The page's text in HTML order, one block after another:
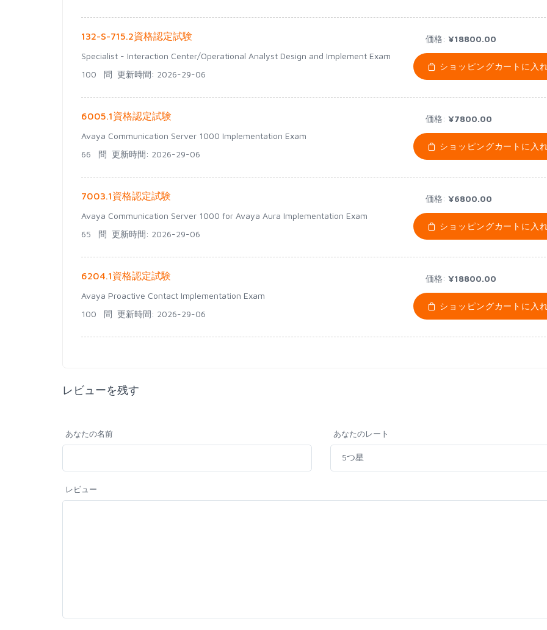
132-S-715.2資格認定試験
Specialist - Interaction Center/Operational Analyst Design and Implement Exam
100 問 更新時間: 2026-29-06
価格: ¥18800.00
ショッピングカートに入
6005.1資格認定試験
Avaya Communication Server 1000 Implementation Exam
66 問 更新時間: 2026-29-06
価格: ¥7800.00
ショッピングカートに入
7003.1資格認定試験
Avaya Communication Server 1000 for Avaya Aura Implementation Exam
65 問 更新時間: 2026-29-06
価格: ¥6800.00
ショッピングカートに入
6204.1資格認定試験
Avaya Proactive Contact Implementation Exam
100 問 更新時間: 2026-29-06
価格: ¥18800.00
ショッピングカートに入
レビューを残す
あなたの名前 あなたのレート
レビュー